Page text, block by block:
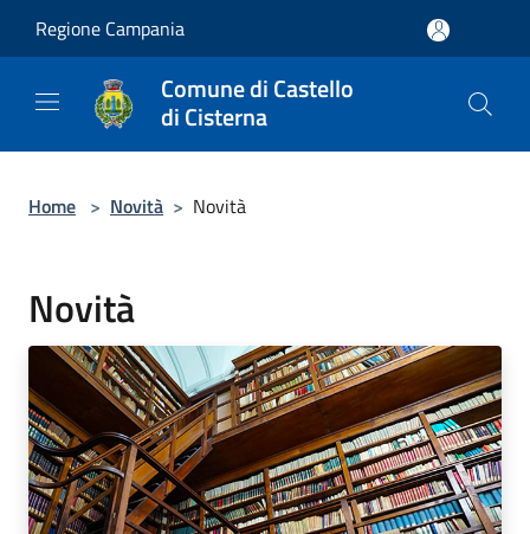
Regione Campania
Comune di Castello
di Cisterna
Home > Novità > Novità
Novità